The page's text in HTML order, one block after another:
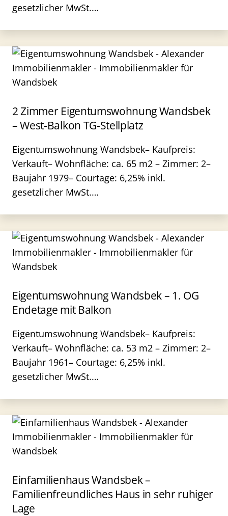
gesetzlicher MwSt.…
2 Zimmer Eigentumswohnung Wandsbek
– West-Balkon TG-Stellplatz
Eigentumswohnung Wandsbek– Kaufpreis:
Verkauft– Wohnfläche: ca. 65 m2 – Zimmer: 2–
Baujahr 1979– Courtage: 6,25% inkl.
gesetzlicher MwSt.…
Eigentumswohnung Wandsbek – 1. OG
Endetage mit Balkon
Eigentumswohnung Wandsbek– Kaufpreis:
Verkauft– Wohnfläche: ca. 53 m2 – Zimmer: 2–
Baujahr 1961– Courtage: 6,25% inkl.
gesetzlicher MwSt.…
Einfamilienhaus Wandsbek –
Familienfreundliches Haus in sehr ruhiger
Lage